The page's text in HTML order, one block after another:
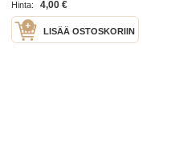
Hinta: 4,00 €
LISÄÄ OSTOSKORIIN